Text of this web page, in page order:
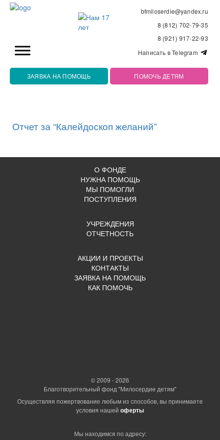
bfmiloserdie@yandex.ru
8 (812) 702-79-35
8 (921) 917-22-93
Написать в Telegram
ЗАЯВКА НА ПОМОЩЬ ПОМОЧЬ ДЕТЯМ
Отчет за “Калейдоскоп желаний”
О ФОНДЕ
НУЖНА ПОМОЩЬ
МЫ ПОМОГЛИ
ПОСТУПЛЕНИЯ
УЧРЕЖДЕНИЯ
ОТЧЕТНОСТЬ
АКЦИИ И ПРОЕКТЫ
КОНТАКТЫ
ЗАЯВКА НА ПОМОЩЬ
КАК ПОМОЧЬ
© 2009 - 2026
Благотворительный фонд "Милосердие детям"
Осуществляя пожертвование любым из способов, вы принимаете
условия нашей оферты
Мы находимся по адресу: